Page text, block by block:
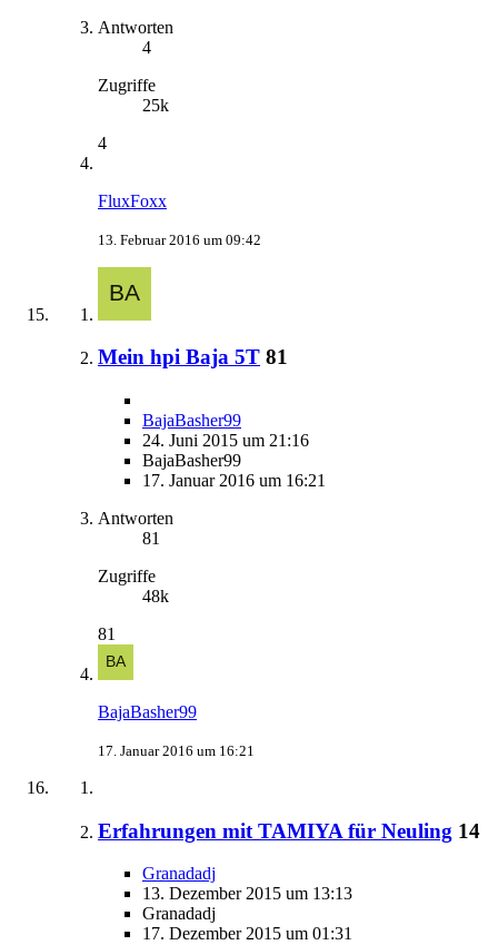
Antworten
4
Zugriffe
25k
4
FluxFoxx
13. Februar 2016 um 09:42
Mein hpi Baja 5T 81
BajaBasher99
24. Juni 2015 um 21:16
BajaBasher99
17. Januar 2016 um 16:21
Antworten
81
Zugriffe
48k
81
BajaBasher99
17. Januar 2016 um 16:21
Erfahrungen mit TAMIYA für Neuling 14
Granadadj
13. Dezember 2015 um 13:13
Granadadj
17. Dezember 2015 um 01:31